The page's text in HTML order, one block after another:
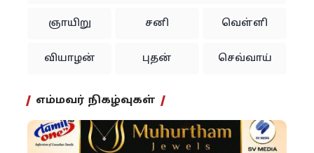
ஞாயிறு சனி வெள்ளி
வியாழன் புதன் செவ்வாய்
எம்மவர் நிகழ்வுகள்